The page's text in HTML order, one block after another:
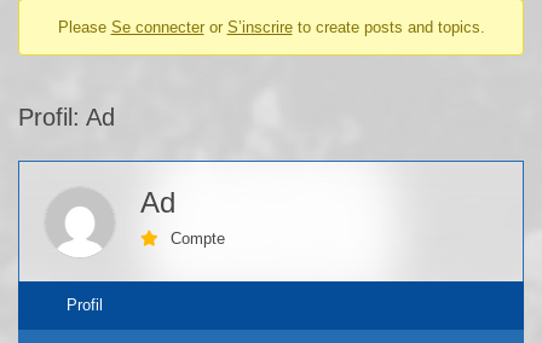
Please Se connecteror S’inscrireto create posts and topics.
Profil: Ad
Ad
Compte
Profil